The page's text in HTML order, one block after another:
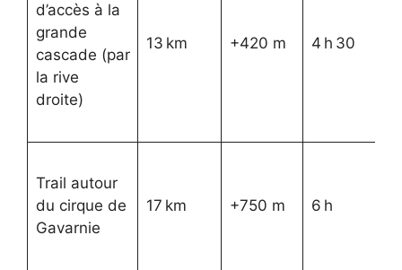
d’accès à la
grande
cascade (par
la rive
droite)
13 km +420 m 4 h 30
Trail autour
du cirque de
Gavarnie
17 km +750 m 6 h